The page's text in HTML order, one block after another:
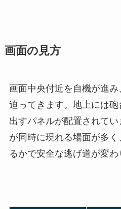
画面の見方
画面中央付近を自機が進
迫ってきます。地上には
出すパネルが配置されて
が同時に現れる場面が多
るかで安全な逃げ道が変わ